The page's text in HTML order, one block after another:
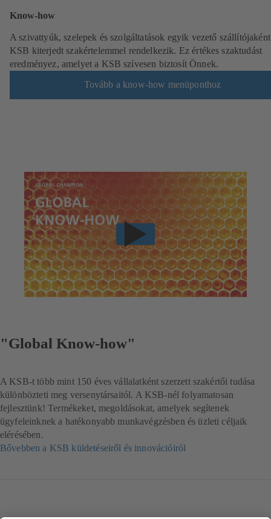
Know-how
A szivattyúk, szelepek és szolgáltatások egyik vezető
KSB kiterjedt szakértelemmel rendelkezik. Ez értékes szaktudást
eredményez, amelyet a KSB szívesen biztosít Önnek.
Tovább a know-how menüponthoz
"Global Know-how"
A KSB-t több mint 150 éves vállalatként szerzett szakértői tudása
különbözteti meg versenytársaitól. A KSB-nél folyamatosan
fejlesztünk! Termékeket, megoldásokat, amelyek segítenek
ügyfeleinknek a hatékonyabb munkavégzésben és üzleti céljaik
elérésében.
Bővebben a KSB küldetéseiről és innovációiról